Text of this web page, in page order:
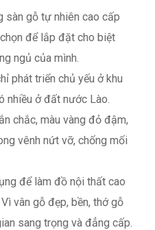
sàn gỗ tự nhiên cao cấp
để lắp đặt cho biệt
ngủ của mình.
phát triển chủ yếu ở khu
nhiều ở đất nước Lào.
chắc, màu vàng đỏ đậm,
vênh nứt vỡ, chống mối
để làm đồ nội thất cao
vân gỗ đẹp, bền, thớ gỗ
sang trọng và đẳng cấp.